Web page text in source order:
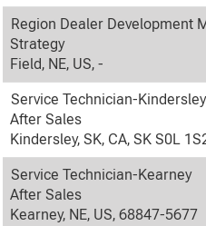
Region Dealer Development
Strategy
Field, NE, US, -
Service Technician-Kindersley
After Sales
Kindersley, SK, CA, SK S0L
Service Technician-Kearney
After Sales
Kearney, NE, US, 68847-5677